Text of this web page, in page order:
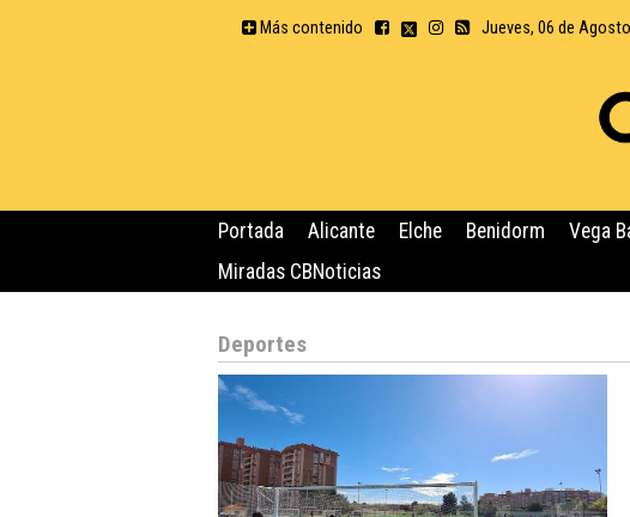
Más contenido Jueves, 06 de
Portada Alicante Elche Benidorm Vega
Miradas CBNoticias
Deportes